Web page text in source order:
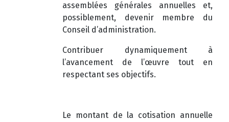
assemblées générales annuelles et,
possiblement, devenir membre du
Conseil d’administration.
Contribuer dynamiquement à
l’avancement de l’œuvre tout en
respectant ses objectifs.
Le montant de la cotisation annuelle